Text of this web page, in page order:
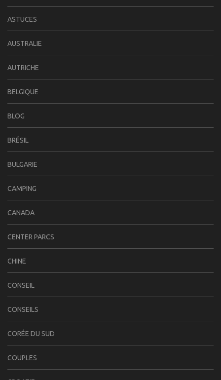
ASTUCES
AUSTRALIE
AUTRICHE
BELGIQUE
BLOG
BRÉSIL
BULGARIE
CAMPING
CANADA
CENTER PARCS
CHINE
CONSEIL
CONSEILS
CORÉE DU SUD
COUPLES